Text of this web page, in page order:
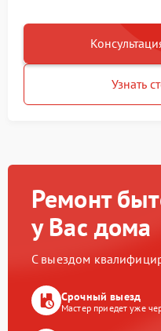
Узнать
Ремонт
у Вас дома
С выездом
Срочный выезд
Мастер приедет уже